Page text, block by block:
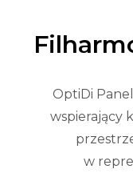
OptiDi
wspierający
w